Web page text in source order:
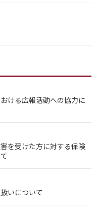
ける広報活動への協力に
を受けた方に対する保険
いについて